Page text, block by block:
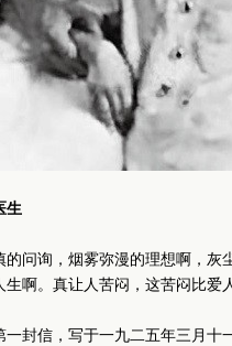
生
询，烟雾弥漫的理想啊，灰
生啊。真让人苦闷，这苦闷比
信，写于一九二五年三月十